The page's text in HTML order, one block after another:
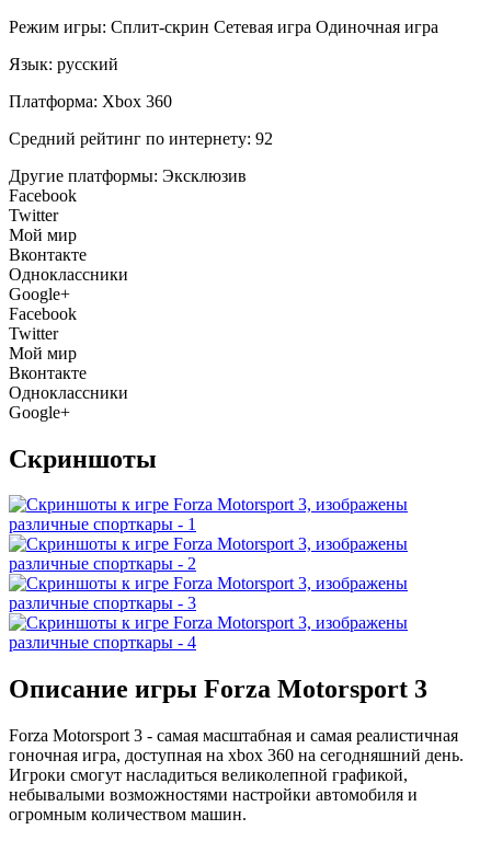
Режим игры: Сплит-скрин Сетевая игра Одиночная игра
Язык: русский
Платформа: Xbox 360
Средний рейтинг по интернету: 92
Другие платформы: Эксклюзив
Facebook
Twitter
Мой мир
Вконтакте
Одноклассники
Google+
Facebook
Twitter
Мой мир
Вконтакте
Одноклассники
Google+
Скриншоты
Описание игры Forza Motorsport 3
Forza Motorsport 3 - самая масштабная и самая реалистичная
гоночная игра, доступная на xbox 360 на сегодняшний день.
Игроки смогут насладиться великолепной графикой,
небывалыми возможностями настройки автомобиля и
огромным количеством машин.